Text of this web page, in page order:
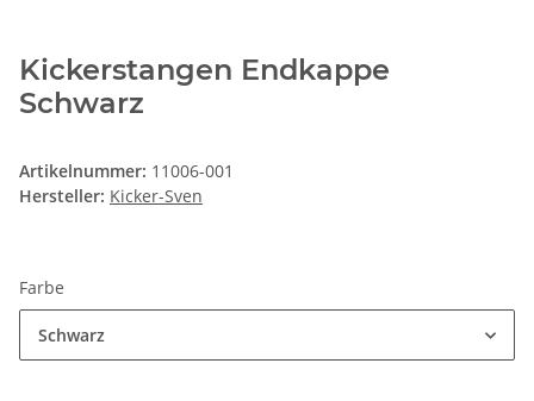
Kickerstangen Endkappe
Schwarz
Artikelnummer: 11006-001
Hersteller: Kicker-Sven
Farbe
Schwarz